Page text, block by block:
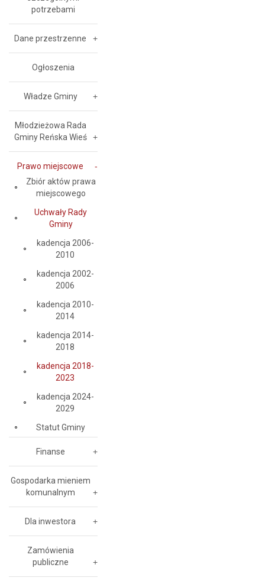
potrzebami
Dane przestrzenne
Ogłoszenia
Władze Gminy
Młodzieżowa Rada
Gminy Reńska Wieś
Prawo miejscowe
Zbiór aktów prawa
miejscowego
Uchwały Rady
Gminy
kadencja 2006-
2010
kadencja 2002-
2006
kadencja 2010-
2014
kadencja 2014-
2018
kadencja 2018-
2023
kadencja 2024-
2029
Statut Gminy
Finanse
Gospodarka mieniem
komunalnym
Dla inwestora
Zamówienia
publiczne